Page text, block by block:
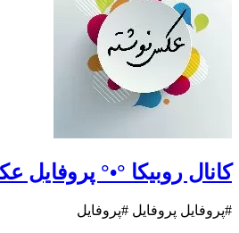
کانال روبیکا °•° پروفایل
#پروفایل پروفایل #پروفایل